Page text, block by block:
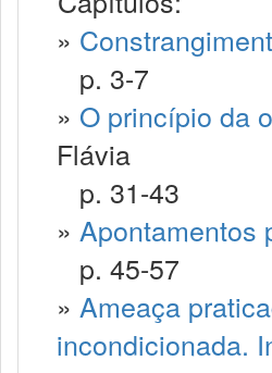
»
p. 3-7
» O princípio da
Flávia
p. 31-43
» Apontamentos
p. 45-57
» Ameaça
incondicionada.